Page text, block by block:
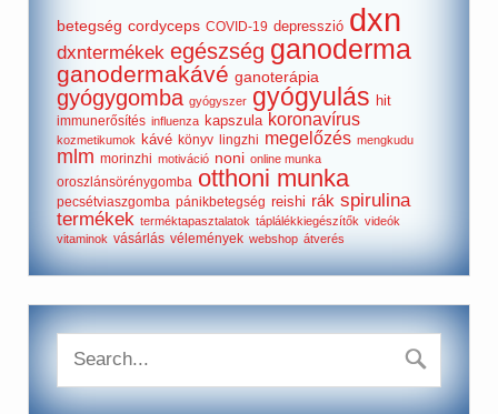
betegség cordyceps COVID-19 depresszió dxn
dxntermékek egészség ganoderma
ganodermakávé ganoterápia
gyógygomba gyógyszer gyógyulás hit
immunerősítés influenza kapszula koronavírus
kozmetikumok kávé könyv lingzhi megelőzés mengkudu
mlm morinzhi motiváció noni online munka
oroszlánsörénygomba otthoni munka
pecsétviaszgomba pánikbetegség reishi rák spirulina
termékek terméktapasztalatok táplálékkiegészítők videók
vitaminok vásárlás vélemények webshop átverés